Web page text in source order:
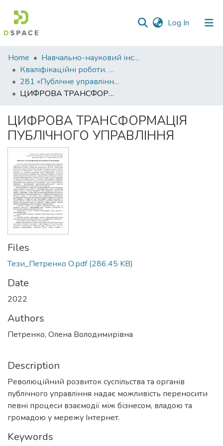
Log In (current)
Communities
&
Collections
All of DSpace
Statistics
Home
Навчально-науковий інститут економіки, управління, права та інформаційних технологій
Кваліфікаційні роботи. ННІ економіки, управління, права та ІТ
281 «Публічне управління та адміністрування»
ЦИФРОВА ТРАНСФОРМАЦІЯ ПУБЛІЧНОГО УПРАВЛІННЯ
ЦИФРОВА ТРАНСФОРМАЦІЯ
ПУБЛІЧНОГО УПРАВЛІННЯ
Files
Тези_Петренко О.pdf(286.45 KB)
Date
2022
Authors
Петренко, Олена Володимирівна
Description
Революційний розвиток суспільства та органів
публічного управління надає можливість переносити
певні процеси взаємодії між бізнесом, владою та
громадою у мережу Інтернет.
Keywords